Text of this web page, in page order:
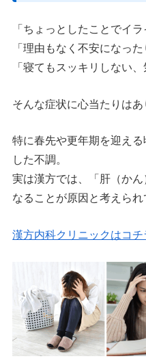
「ちょっとしたことでイラ
「理由もなく不安になった
「寝てもスッキリしない
そんな症状に心当たりはあ
特に春先や更年期を迎え
した不調。
実は漢方では、「肝（か
なることが原因と考えられ
漢方内科クリニックはコチ